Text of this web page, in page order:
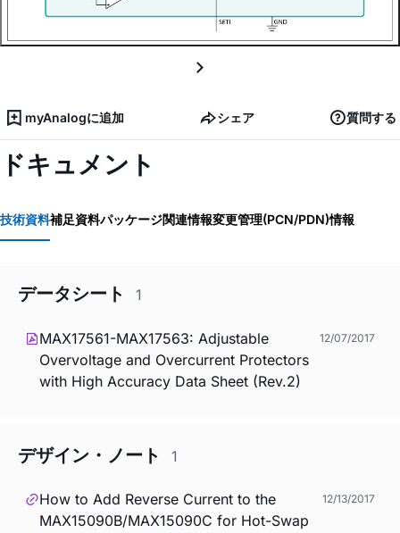
myAnalogに追加 シェア 質問する
ドキュメント
技術資料補足資料パッケージ関連情報変更管理(PCN/PDN)情報
データシート 1
MAX17561-MAX17563: Adjustable
Overvoltage and Overcurrent Protectors
with High Accuracy Data Sheet (Rev.2)
12/07/2017
デザイン・ノート 1
How to Add Reverse Current to the
MAX15090B/MAX15090C for Hot-Swap
12/13/2017